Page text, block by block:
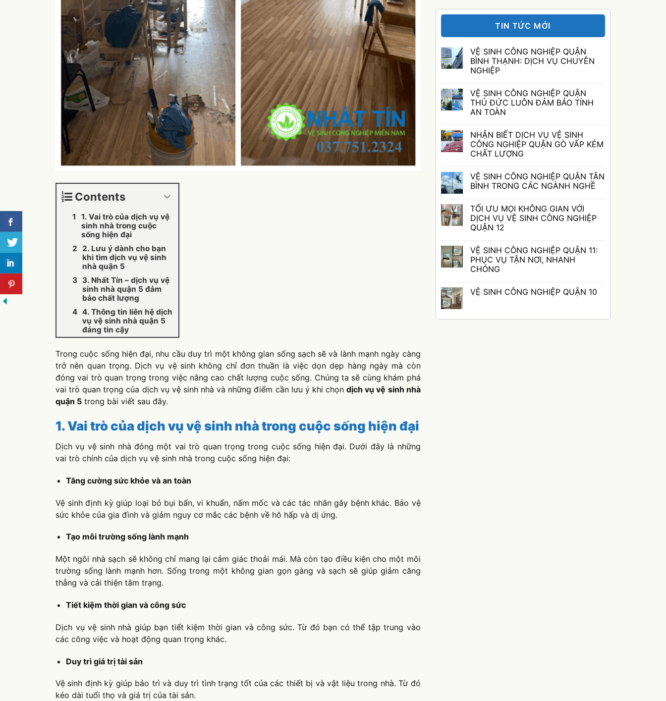
Contents
1. Vai trò của dịch vụ vệ
sinh nhà trong cuộc
sống hiện đại
2. Lưu ý dành cho bạn
khi tìm dịch vụ vệ sinh
nhà quận 5
3. Nhất Tín – dịch vụ vệ
sinh nhà quận 5 đảm
bảo chất lượng
4. Thông tin liên hệ dịch
vụ vệ sinh nhà quận 5
đáng tin cậy
Trong cuộc sống hiện đại, nhu cầu duy trì một không gian sống sạch sẽ và lành mạnh ngày càng
trở nên quan trọng. Dịch vụ vệ sinh không chỉ đơn thuần là việc dọn dẹp hàng ngày mà còn
đóng vai trò quan trọng trong việc nâng cao chất lượng cuộc sống. Chúng ta sẽ cùng khám phá
vai trò quan trọng của dịch vụ vệ sinh nhà và những điểm cần lưu ý khi chọndịch vụ vệ sinh nhà
quận 5 trong bài viết sau đây.
1. Vai trò của dịch vụ vệ sinh nhà trong cuộc sống hiện đại
Dịch vụ vệ sinh nhà đóng một vai trò quan trọng trong cuộc sống hiện đại. Dưới đây là những
vai trò chính của dịch vụ vệ sinh nhà trong cuộc sống hiện đại:
Tăng cường sức khỏe và an toàn
Vệ sinh định kỳ giúp loại bỏ bụi bẩn, vi khuẩn, nấm mốc và các tác nhân gây bệnh khác. Bảo vệ
sức khỏe của gia đình và giảm nguy cơ mắc các bệnh về hô hấp và dị ứng.
Tạo môi trường sống lành mạnh
Một ngôi nhà sạch sẽ không chỉ mang lại cảm giác thoải mái. Mà còn tạo điều kiện cho một môi
trường sống lành mạnh hơn. Sống trong một không gian gọn gàng và sạch sẽ giúp giảm căng
thẳng và cải thiện tâm trạng.
Tiết kiệm thời gian và công sức
Dịch vụ vệ sinh nhà giúp bạn tiết kiệm thời gian và công sức. Từ đó bạn có thể tập trung vào
các công việc và hoạt động quan trọng khác.
Duy trì giá trị tài sản
Vệ sinh định kỳ giúp bảo trì và duy trì tình trạng tốt của các thiết bị và vật liệu trong nhà. Từ đó
kéo dài tuổi thọ và giá trị của tài sản.
TIN TỨC MỚI
VỆ SINH CÔNG NGHIỆP QUẬN
BÌNH THẠNH: DỊCH VỤ CHUYÊN
NGHIỆP
bình
luận
ở
VỆ
NGHIỆP
QUẬN
BÌNH
THẠNH:
DỊCH
CHUYÊN
NGHIỆP
VỆ SINH CÔNG NGHIỆP QUẬN
THỦ ĐỨC LUÔN ĐẢM BẢO TÍNH
AN TOÀN
bình
luận
ở
VỆ
NGHIỆP
QUẬN
THỦ
ĐẢM
BẢO
TÍNH
AN
TOÀN
NHẬN BIẾT DỊCH VỤ VỆ SINH
CÔNG NGHIỆP QUẬN GÒ VẤP KÉM
CHẤT LƯỢNG
bình
luận
ở
BIẾT
DỊCH
VỤ
VỆ
SINH
QUẬN
GÒ
VẤP
KÉM
CHẤT
VỆ SINH CÔNG NGHIỆP QUẬN TÂN
BÌNH TRONG CÁC NGÀNH NGHỀ
bình
luận
ở
VỆ
NGHIỆP
QUẬN
TÂN
BÌNH
TRONG
NGÀNH
NGHỀ
TỐI ƯU MỌI KHÔNG GIAN VỚI
DỊCH VỤ VỆ SINH CÔNG NGHIỆP
QUẬN 12
bình
luận
ở
TỐI
KHÔNG
GIAN
VỆ SINH CÔNG NGHIỆP QUẬN 11:
PHỤC VỤ TẬN NƠI, NHANH
CHÓNG
bình
SINH
VỆ SINH CÔNG NGHIỆP QUẬN 10